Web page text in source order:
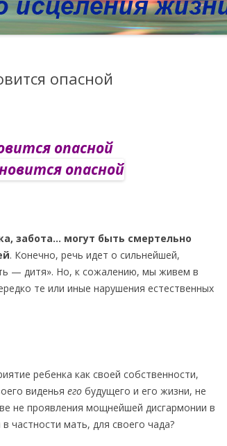
опасной
опасной
забота… могут быть смертельно
. Конечно, речь идет о сильнейшей,
— дитя». Но, к сожалению, мы живем в
те или иные нарушения естественных
ребенка как своей собственности,
виденья его будущего и его жизни, не
не проявления мощнейшей дисгармонии в
частности мать, для своего чада?